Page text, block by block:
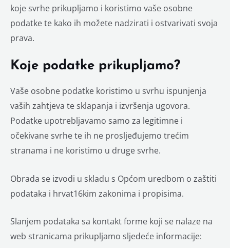
koje svrhe prikupljamo i koristimo vaše osobne
podatke te kako ih možete nadzirati i ostvarivati svoja
prava.
Koje podatke prikupljamo?
Vaše osobne podatke koristimo u svrhu ispunjenja
vaših zahtjeva te sklapanja i izvršenja ugovora.
Podatke upotrebljavamo samo za legitimne i
očekivane svrhe te ih ne prosljeđujemo trećim
stranama i ne koristimo u druge svrhe.
Obrada se izvodi u skladu s Općom uredbom o zaštiti
podataka i hrvat16kim zakonima i propisima.
Slanjem podataka sa kontakt forme koji se nalaze na
web stranicama prikupljamo sljedeće informacije: